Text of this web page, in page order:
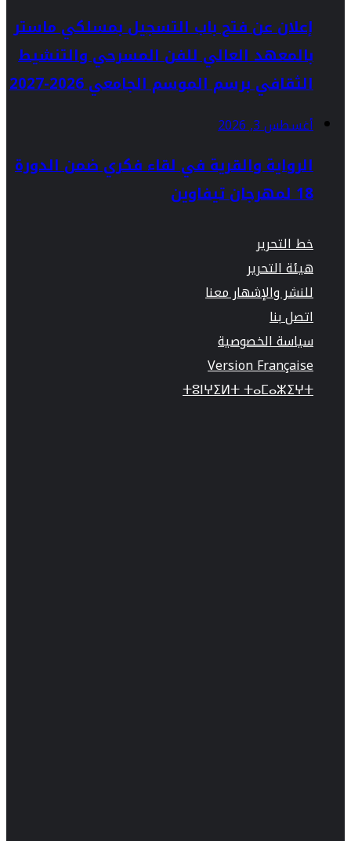
إعلان عن فتح باب التسجيل بمسلكي ماستر
بالمعهد العالي للفن المسرحي والتنشيط
الثقافي برسم الموسم الجامعي 2026-2027
أغسطس 3, 2026
الرواية والقرية في لقاء فكري ضمن الدورة
18 لمهرجان تيفاوين
خط التحرير
هيئة التحرير
للنشر والإشهار معنا
اتصل بنا
سياسة الخصوصية
Version Française
ⵜⵓⵏⵖⵉⵍⵜ ⵜⴰⵎⴰⵣⵉⵖⵜ